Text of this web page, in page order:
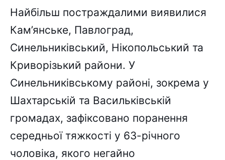
Найбільш постраждалими виявилися
Кам’янське, Павлоград,
Синельниківський, Нікопольський та
Криворізький райони. У
Синельниківському районі, зокрема у
Шахтарській та Васильківській
громадах, зафіксовано поранення
середньої тяжкості у 63-річного
чоловіка, якого негайно